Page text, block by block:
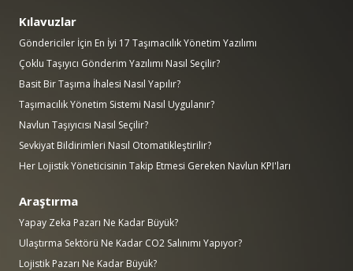
Kılavuzlar
Göndericiler İçin En İyi 17 Taşımacılık Yönetim Yazılımı
Çoklu Taşıyıcı Gönderim Yazılımı Nasıl Seçilir?
Basit Bir Taşıma İhalesi Nasıl Yapılır?
Taşımacılık Yönetim Sistemi Nasıl Uygulanır?
Navlun Taşıyıcısı Nasıl Seçilir?
Sevkiyat Bildirimleri Nasıl Otomatikleştirilir?
Her Lojistik Yöneticisinin Takip Etmesi Gereken Navlun KPI'ları
Araştırma
Yapay Zeka Pazarı Ne Kadar Büyük?
Ulaştırma Sektörü Ne Kadar CO2 Salınımı Yapıyor?
Lojistik Pazarı Ne Kadar Büyük?